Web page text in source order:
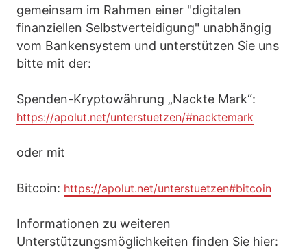
gemeinsam im Rahmen einer "digitalen
finanziellen Selbstverteidigung" unabhängig
vom Bankensystem und unterstützen Sie uns
bitte mit der:
Spenden-Kryptowährung „Nackte Mark“:
https://apolut.net/unterstuetzen/#nacktemark
oder mit
Bitcoin: https://apolut.net/unterstuetzen#bitcoin
Informationen zu weiteren
Unterstützungsmöglichkeiten finden Sie hier: